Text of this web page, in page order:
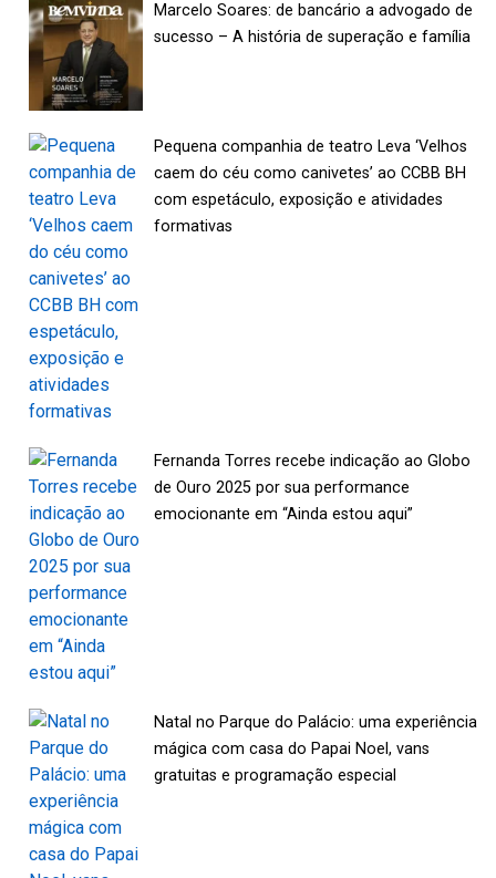
Marcelo Soares: de bancário a advogado de
sucesso – A história de superação e família
Pequena companhia de teatro Leva ‘Velhos
caem do céu como canivetes’ ao CCBB BH
com espetáculo, exposição e atividades
formativas
Fernanda Torres recebe indicação ao Globo
de Ouro 2025 por sua performance
emocionante em “Ainda estou aqui”
Natal no Parque do Palácio: uma experiência
mágica com casa do Papai Noel, vans
gratuitas e programação especial